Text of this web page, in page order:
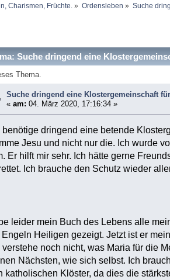
Charismen, Früchte.» Ordensleben » Suche
Suche dringend eine
Thema.
Suche dringend eine Klostergemeinschaft
«am: 04. März 2020, 17:16:34 »
benötige dringend eine betende
Jesu und nicht nur die. Ich wurde
Er hilft mir sehr. Ich hätte gerne
Ich brauche den Schutz wieder
leider mein Buch des Lebens alle
Engeln Heiligen gezeigt. Jetzt ist er
verstehe noch nicht, was Maria für die
Nächsten, wie sich selbst. Ich
katholischen Klöster, da dies die